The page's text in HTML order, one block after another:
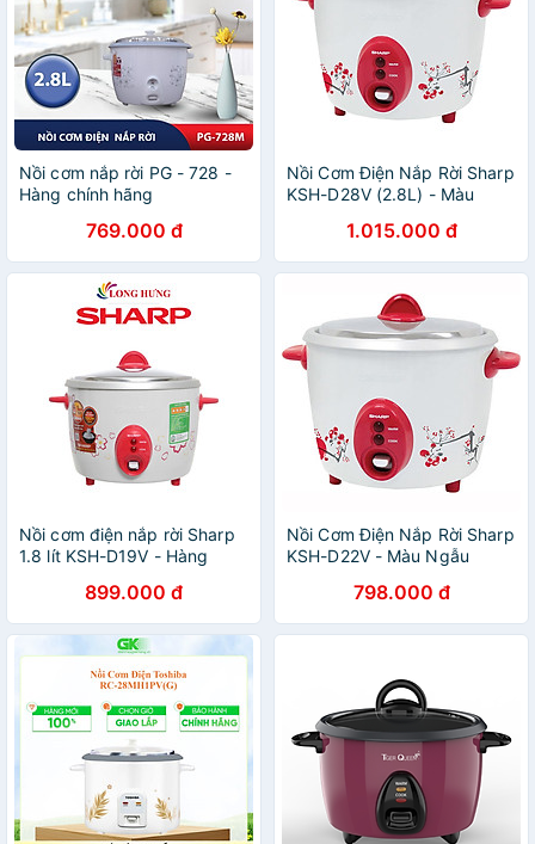
Nồi cơm nắp rời PG - 728 -
Hàng chính hãng
769.000 đ
Nồi Cơm Điện Nắp Rời Sharp
KSH-D28V (2.8L) - Màu
1.015.000 đ
Nồi cơm điện nắp rời Sharp
1.8 lít KSH-D19V - Hàng
899.000 đ
Nồi Cơm Điện Nắp Rời Sharp
KSH-D22V - Màu Ngẫu
798.000 đ